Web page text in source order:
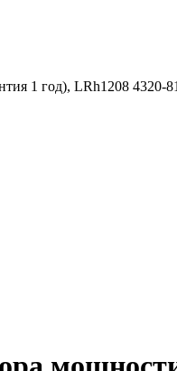
1 год), LRh1208 4320-